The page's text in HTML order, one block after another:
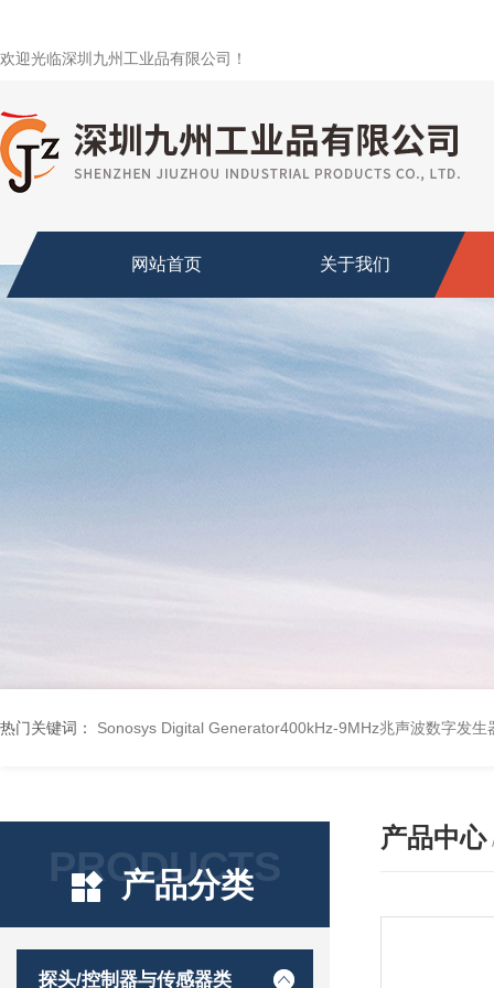
欢迎光临深圳九州工业品有限公司！
网站首页 关于我们
热门关键词： Sonosys Digital Generator400kHz-9MHz兆声波数字发生
PRODUCTS
产品分类
探头/控制器与传感器类
产品中心